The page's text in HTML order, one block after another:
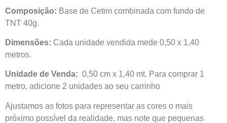
Composição: Base de Cetim combinada com fundo de
TNT 40g.
Dimensões: Cada unidade vendida mede 0,50 x 1,40
metros.
Unidade de Venda: 0,50 cm x 1,40 mt. Para comprar 1
metro, adicione 2 unidades ao seu carrinho
Ajustamos as fotos para representar as cores o mais
próximo possível da realidade, mas note que pequenas